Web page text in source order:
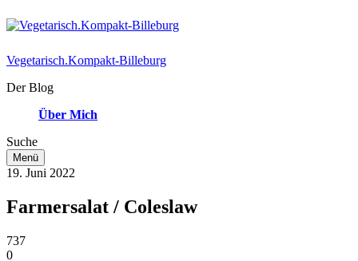
Vegetarisch.Kompakt-Billeburg
Der Blog
Über Mich
Suche
Menü
19. Juni 2022
Farmersalat / Coleslaw
737
0